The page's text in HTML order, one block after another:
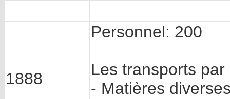
1888
Personnel: 200
Les transports
- Matières